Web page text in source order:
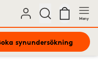
Meny
synundersökning